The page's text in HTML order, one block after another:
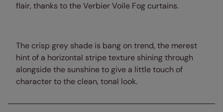
flair, thanks to the Verbier Voile Fog curtains.
The crisp grey shade is bang on trend, the merest
hint of a horizontal stripe texture shining through
alongside the sunshine to give a little touch of
character to the clean, tonal look.